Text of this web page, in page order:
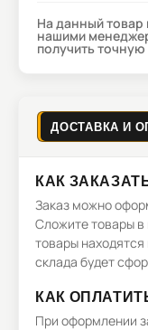
На данный товар
нашими
получить
ДОСТАВКА И
КАК
Заказ можно
Сложите товары в
товары
склада будет
КАК
При оформлении